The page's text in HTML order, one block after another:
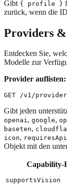
Gibt { profile }
zurück, wenn die
Providers
Entdecken Sie,
Modelle zur
Provider auflisten:
Gibt jeden
openai, google,
baseten,
icon,
Objekt mit den
Capability-
supportsVision